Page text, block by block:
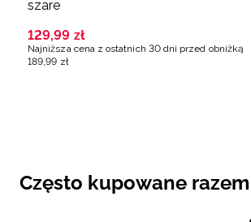
szare
129,99 zł
Najniższa cena z ostatnich 30 dni przed obniżką
189 ,99 zł
Często kupowane razem